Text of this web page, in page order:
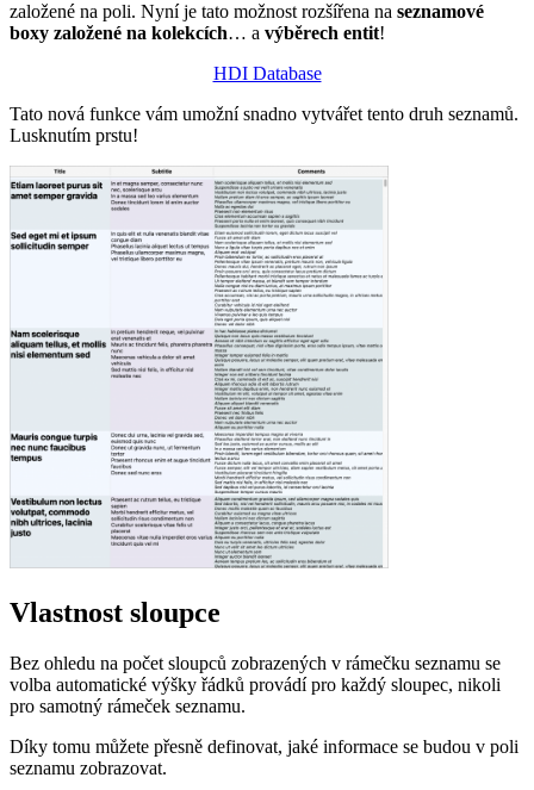
založené na poli. Nyní je tato možnost rozšířena na seznamové
boxy založené na kolekcích… a výběrech entit!
HDI Database
Tato nová funkce vám umožní snadno vytvářet tento druh seznamů.
Lusknutím prstu!
Vlastnost sloupce
Bez ohledu na počet sloupců zobrazených v rámečku seznamu se
volba automatické výšky řádků provádí pro každý sloupec, nikoli
pro samotný rámeček seznamu.
Díky tomu můžete přesně definovat, jaké informace se budou v poli
seznamu zobrazovat.